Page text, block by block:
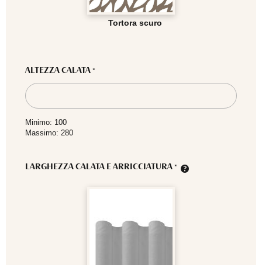
Tortora scuro
ALTEZZA CALATA*
Minimo: 100
Massimo: 280
LARGHEZZA CALATA E ARRICCIATURA*